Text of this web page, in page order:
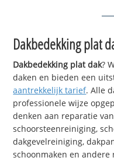
Dakbedekking plat
Dakbedekking plat dak?
daken en bieden een
aantrekkelijk tarief. Alle
professionele wijze
denken aan reparatie
schoorsteenreiniging,
dakgevelreiniging,
schoonmaken en